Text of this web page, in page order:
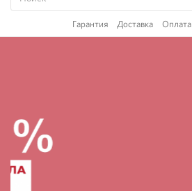
Гарантия Доставка Оплата